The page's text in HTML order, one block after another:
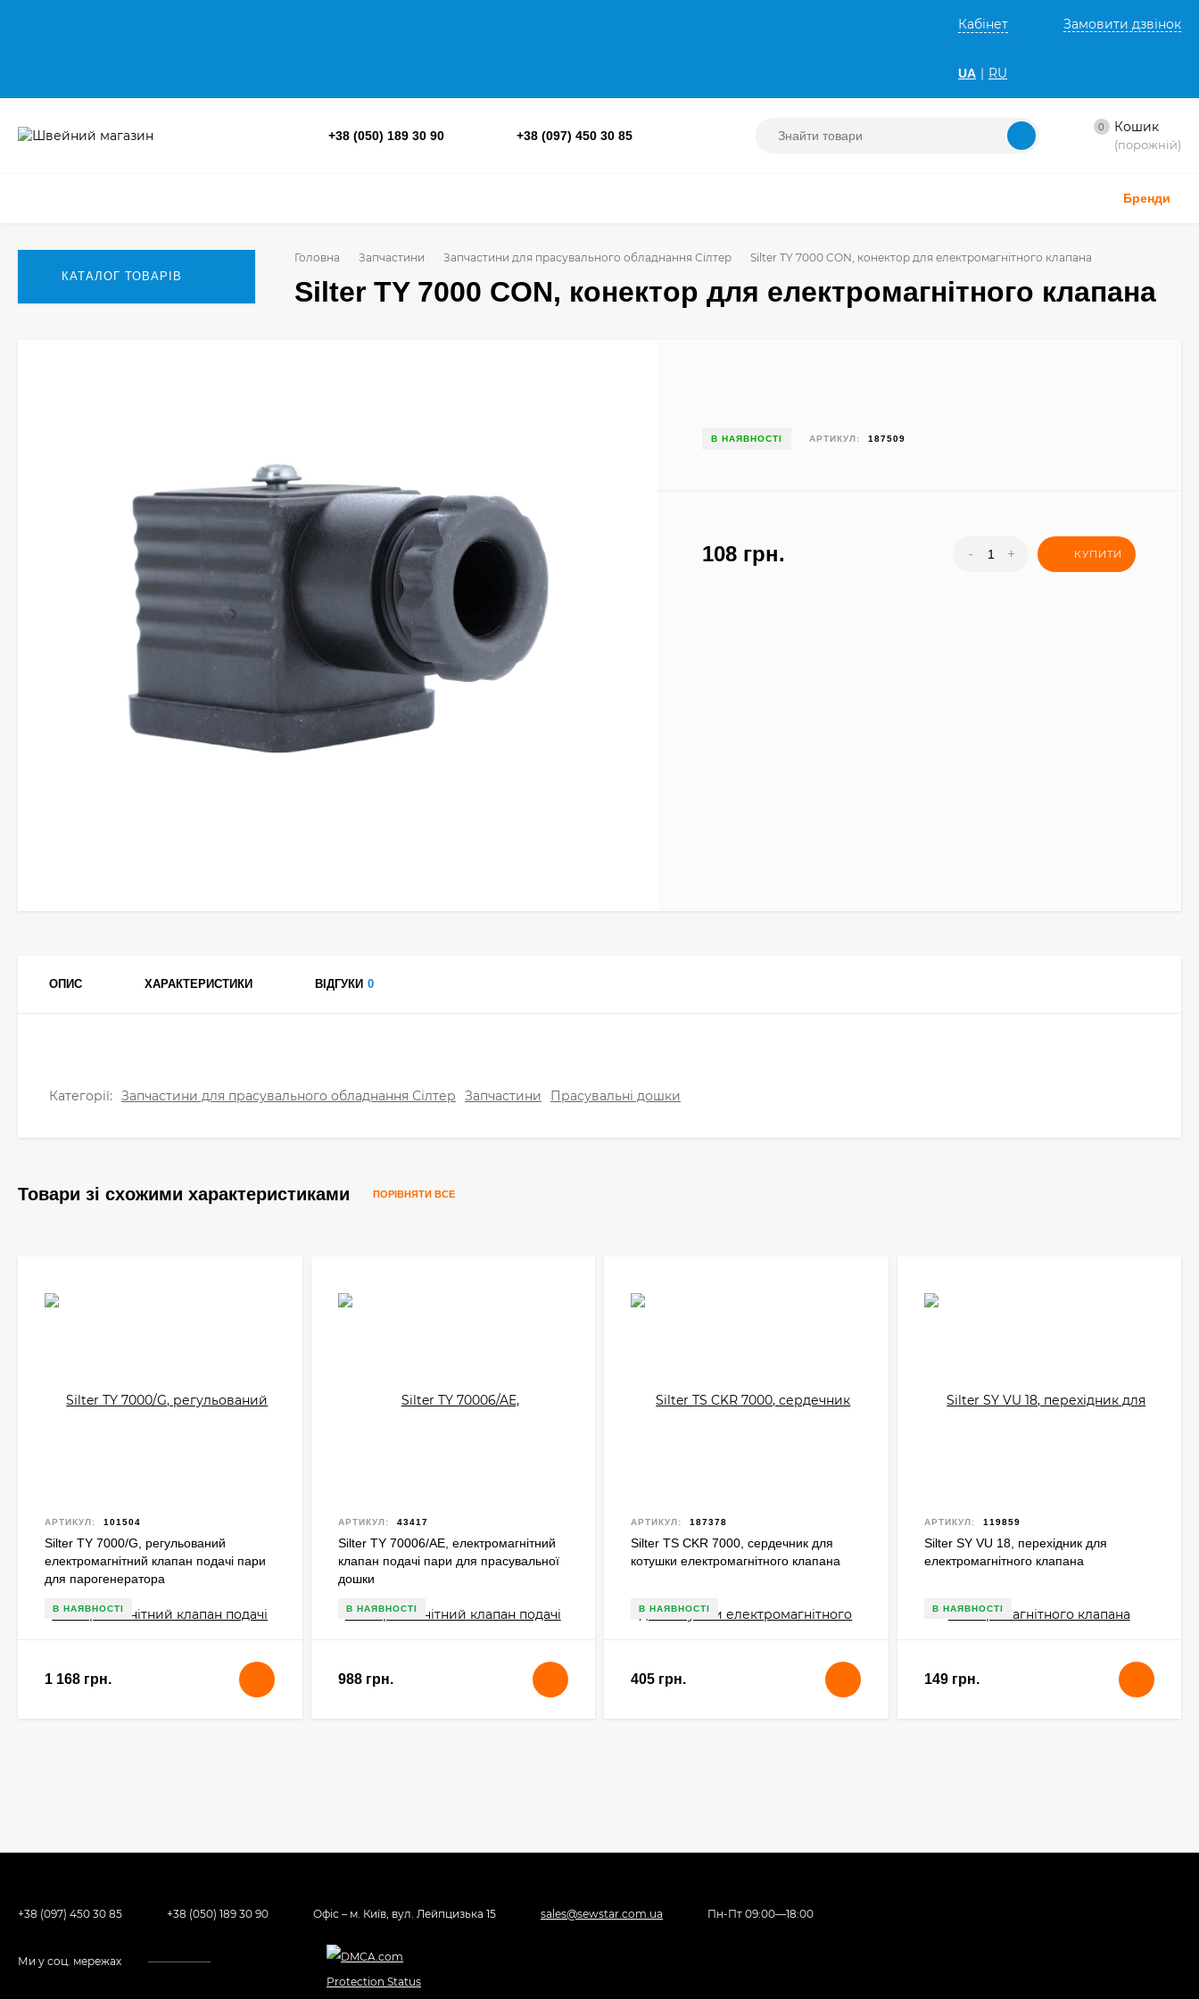
Кабінет Замовити дзвінок
UA | RU
+38 (050) 189 30 90 +38 (097) 450 30 85
0 Кошик
(порожній)
Бренди
КАТАЛОГ ТОВАРІВ
Головна Запчастини Запчастини для прасувального обладнання Сілтер Silter TY 7000 CON, конектор для електромагнітного клапана
Silter TY 7000 CON, конектор для електромагнітного клапана
В НАЯВНОСТІ АРТИКУЛ: 187509
108 грн. - + КУПИТИ
ОПИС ХАРАКТЕРИСТИКИ ВІДГУКИ 0
Категорії: Запчастини для прасувального обладнання Сілтер Запчастини Прасувальні дошки
Товари зі схожими характеристиками ПОРІВНЯТИ ВСЕ
АРТИКУЛ: 101504
Silter TY 7000/G, регульований
електромагнітний клапан подачі пари
для парогенератора
В НАЯВНОСТІ
1 168 грн.
АРТИКУЛ: 43417
Silter TY 70006/AE, електромагнітний
клапан подачі пари для прасувальної
дошки
В НАЯВНОСТІ
988 грн.
АРТИКУЛ: 187378
Silter TS CKR 7000, сердечник для
котушки електромагнітного клапана
В НАЯВНОСТІ
405 грн.
АРТИКУЛ: 119859
Silter SY VU 18, перехідник для
електромагнітного клапана
В НАЯВНОСТІ
149 грн.
+38 (097) 450 30 85 +38 (050) 189 30 90 Офіс – м. Київ, вул. Лейпцизька 15 sales@sewstar.com.ua Пн-Пт 09:00—18:00
Ми у соц. мережах